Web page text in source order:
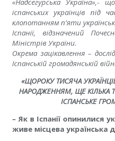
«Надсегурська Україна»,-
іспанських українців під
клопотанням п’яти
Іспанії, відзначений
Міністрів України.
Окрема зацікавлення –
Іспанській громадянській
«ЩОРОКУ ТИСЯЧА
НАРОДЖЕННЯМ, ЩЕ КІЛЬКА
ІСПАНСЬКЕ
– Як в Іспанії опинилися
живе місцева українська